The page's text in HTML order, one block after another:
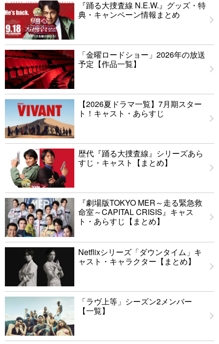
『踊る大捜査線 N.E.W.』グッズ・特
典・キャンペーン情報まとめ
「金曜ロードショー」2026年の放送
予定【作品一覧】
【2026夏ドラマ一覧】7月期スター
ト！キャスト・あらすじ
歴代『踊る大捜査線』シリーズあら
すじ・キャスト【まとめ】
『劇場版TOKYO MER～走る緊急救
命室～CAPITAL CRISIS』キャス
ト・あらすじ【まとめ】
Netflixシリーズ「ダウンタイム」キ
ャスト・キャラクター【まとめ】
「ラヴ上等」シーズン2メンバー
【一覧】